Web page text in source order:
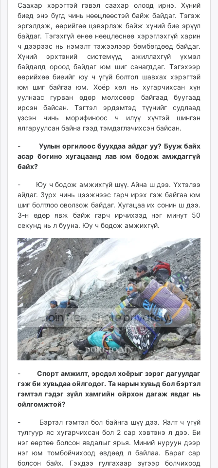
Саахар хэрэгтэй гэвэл саахар олоод ирнэ. Хүний
биед энэ бүгд чинь нөөцлөөстэй байж байдаг. Тэгэж
эргэлдэж, өөрийгөө цэвэрлэж байж хүний бие эрүүл
байдаг. Тэгэхгүй өнөө нөөцлөснөө хэрэглэхгүй харин
ч дээрээс нь нэмэлт тэжээлээр бөмбөгдөөд байдаг.
Хүний эрхтэний системүүд ажиллахгүй үхмэл
байдалд ороод байдаг юм шиг санагддаг. Тэгэхээр
өөрийхөө биеийг юу ч үгүй болтол шавхах хэрэгтэй
юм шиг байгаа юм. Хоёр хөл нь хугарчихсан хүн
уулнаас гурван өдөр мөлхсөөр байгаад буугаад
ирсэн байсан. Тэгтэл эрдэмтэд түүнийг судлаад
үзсэн чинь морифиноос ч илүү хүчтэй шингэн
ялгаруулсан байна гээд тэмдэглэчихсэн байсан.
- Уулын оргилоос буухдаа айдаг уу? Бууж байх
асар богино хугацаанд лав юм бодож амждаггүй
байх?
- Юу ч бодож амжихгүй шүү. Айна ш дээ. Үхтэлээ
айдаг. Зүрх чинь цээжнээс гарч ирэх гэж байгаа юм
шиг болтлоо оволзож байдаг. Хугацаа их сонин ш дээ.
3-н өдөр явж байж гарч ирчихээд нэг минут 50
секунд нь л бууна. Юу ч бодож амжихгүй.
- Спорт амжилт, эрсдэл хоёрыг зэрэг дагуулдаг
гэж би хувьдаа ойлгодог. Та нарын хувьд бол бэртэл
гэмтэл гэдэг зүйл хамгийн ойрхон дагаж явдаг нь
ойлгомжтой?
- Бэртэл гэмтэл бол байнга шүү дээ. Яалт ч үгүй
тулгуур яс хугарчихсан бол 2 сар хэвтэнэ л дээ. Би
нэг өөртөө болсон явдалыг ярья. Миний нуруун дээр
нэг юм томбойчихоод өвдөөд л байлаа. Бараг сар
болсон байх. Гэхдээ гулгахаар зүгээр болчихоод